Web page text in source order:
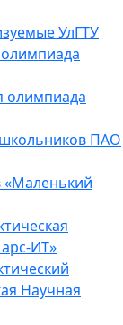
УлГТУ
олимпиада
ПАО
«Маленький
ИТ»
Научная